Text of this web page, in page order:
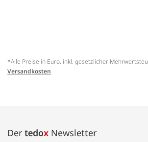
*Alle Preise in Euro, inkl. gesetzlicher
Versandkosten
Der tedox Newsletter